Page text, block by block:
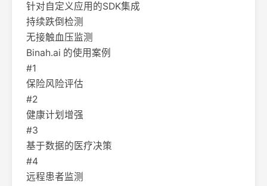
针对自定义应用的SDK集成
持续跌倒检测
无接触血压监测
Binah.ai 的使用案例
#1
保险风险评估
#2
健康计划增强
#3
基于数据的医疗决策
#4
远程患者监测